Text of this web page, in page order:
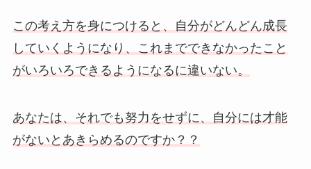
この考え方を身につけると、自分がどんどん成長
していくようになり、これまでできなかったこと
がいろいろできるようになるに違いない。
あなたは、それでも努力をせずに、自分には才能
がないとあきらめるのですか？？